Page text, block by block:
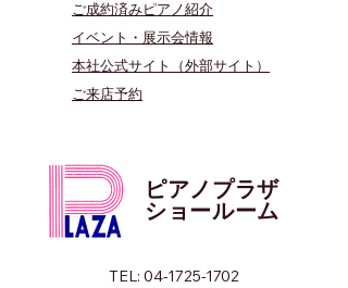
​ご成約済みピアノ紹介
イベント・展示会情報
本社公式サイト（外部サイト）
​ご来店予約
ピアノプラザ
​ショールーム
TEL: 04-1725-1702